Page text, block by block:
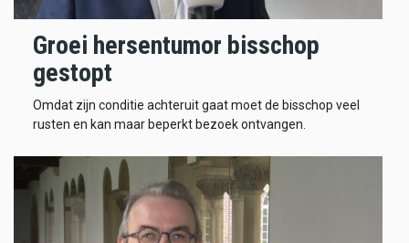
Groei hersentumor bisschop
gestopt
Omdat zijn conditie achteruit gaat moet de bisschop veel
rusten en kan maar beperkt bezoek ontvangen.